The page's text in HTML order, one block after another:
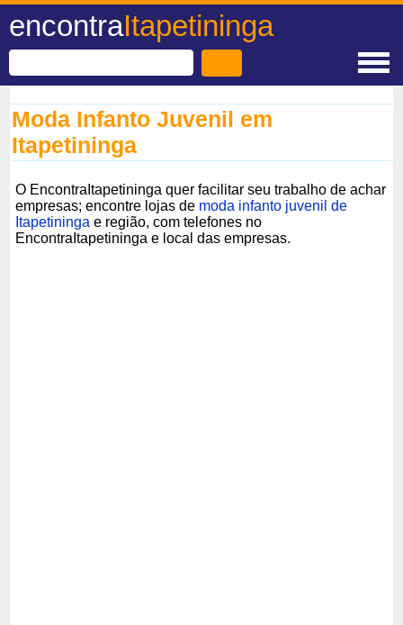
encontraItapetininga
Moda Infanto Juvenil em
Itapetininga
O EncontraItapetininga quer facilitar seu trabalho de achar
empresas; encontre lojas de moda infanto juvenil de
Itapetininga e região, com telefones no
EncontraItapetininga e local das empresas.